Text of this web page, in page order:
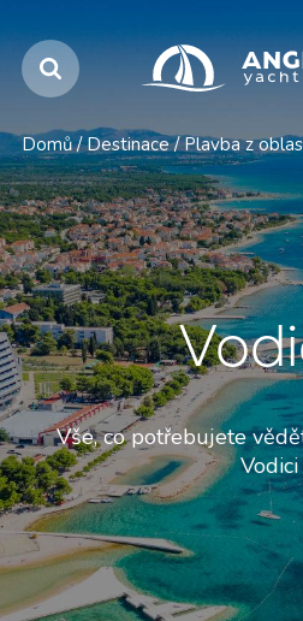
Domů / Destinace / Plavba z
Vše, co potřebujete
Vodici